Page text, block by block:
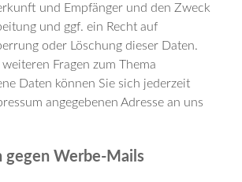
und Empfänger und den Zweck
und ggf. ein Recht auf
oder Löschung dieser Daten.
Fragen zum Thema
Daten können Sie sich jederzeit
angegebenen Adresse an uns
gegen Werbe-Mails